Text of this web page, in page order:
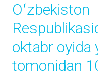
Oʻzbekiston
oktabr oyida
tomonidan